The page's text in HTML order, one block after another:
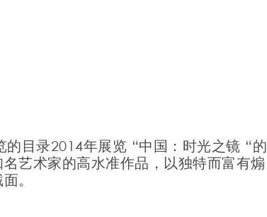
目录2014年展览 “中国：时光之镜 “的
艺术家的高水准作品，以独特而富有煽
。